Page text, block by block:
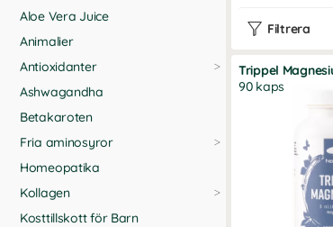
Aloe Vera Juice
Animalier
Antioxidanter
Ashwagandha
Betakaroten
Fria aminosyror
Homeopatika
Kollagen
Kosttillskott för Barn
Filtrera
Trippel
90 kaps